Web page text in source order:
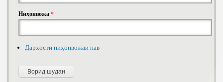
Ниҳонвожа*
Дархости ниҳонвожаи нав